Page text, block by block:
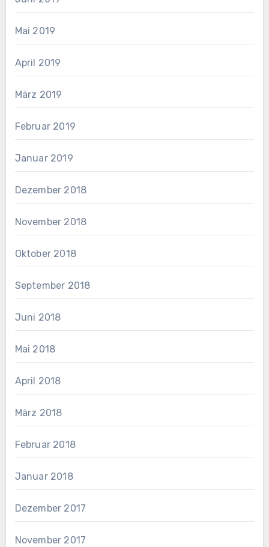
Mai 2019
April 2019
März 2019
Februar 2019
Januar 2019
Dezember 2018
November 2018
Oktober 2018
September 2018
Juni 2018
Mai 2018
April 2018
März 2018
Februar 2018
Januar 2018
Dezember 2017
November 2017